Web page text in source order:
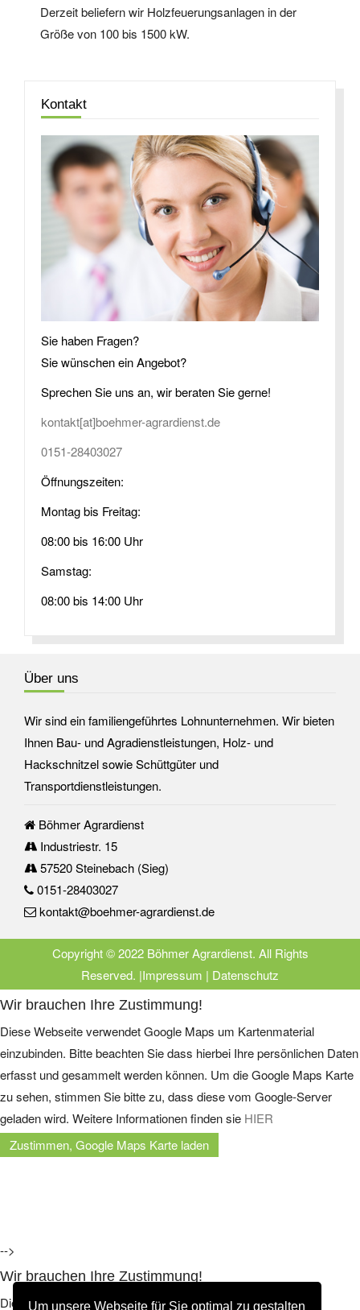
Um unsere Webseite für Sie optimal zu gestalten
Derzeit beliefern wir Holzfeuerungsanlagen in der
Größe von 100 bis 1500 kW.
Kontakt
Sie haben Fragen?
Sie wünschen ein Angebot?
Sprechen Sie uns an, wir beraten Sie gerne!
kontakt[at]boehmer-agrardienst.de
0151-28403027
Öffnungszeiten:
Montag bis Freitag:
08:00 bis 16:00 Uhr
Samstag:
08:00 bis 14:00 Uhr
Über uns
Wir sind ein familiengeführtes Lohnunternehmen. Wir bieten
Ihnen Bau- und Agradienstleistungen, Holz- und
Hackschnitzel sowie Schüttgüter und
Transportdienstleistungen.
Böhmer Agrardienst
Industriestr. 15
57520 Steinebach (Sieg)
0151-28403027
kontakt@boehmer-agrardienst.de
Copyright © 2022 Böhmer Agrardienst. All Rights
Reserved. |Impressum | Datenschutz
Wir brauchen Ihre Zustimmung!
Diese Webseite verwendet Google Maps um Kartenmaterial
einzubinden. Bitte beachten Sie dass hierbei Ihre persönlichen Daten
erfasst und gesammelt werden können. Um die Google Maps Karte
zu sehen, stimmen Sie bitte zu, dass diese vom Google-Server
geladen wird. Weitere Informationen finden sie HIER
-->
Wir brauchen Ihre Zustimmung!
Diese Webseite verwendet Google Maps um Kartenmaterial